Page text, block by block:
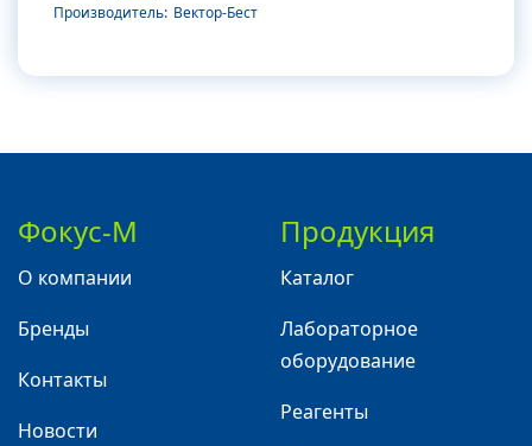
Производитель: Вектор-Бест
Фокус-М
О компании
Бренды
Контакты
Новости
Продукция
Каталог
Лабораторное
оборудование
Реагенты